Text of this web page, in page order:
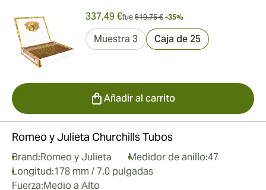
337,49 €fue 519,75 € -35%
Muestra 3 Caja de 25
Añadir al carrito
Romeo y Julieta Churchills Tubos
Brand:Romeo y Julieta Medidor de anillo:47
Longitud:178 mm / 7.0 pulgadas
Fuerza:Medio a Alto